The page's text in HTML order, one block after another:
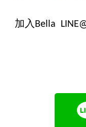
加入Bella